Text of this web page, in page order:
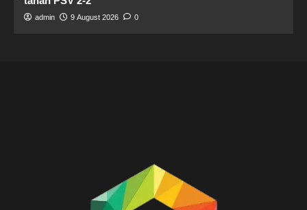
admin 9 August 2026 0